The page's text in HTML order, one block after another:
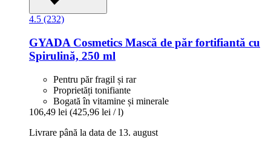
4.5 (232)
GYADA Cosmetics Mască de păr fortifiantă cu
Spirulină, 250 ml
Pentru păr fragil și rar
Proprietăți tonifiante
Bogată în vitamine și minerale
106,49 lei (425,96 lei / l)
Livrare până la data de 13. august